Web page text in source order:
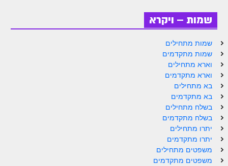
שמות – ויקרא
שמות מתחילים
שמות מתקדמים
וארא מתחילים
וארא מתקדמים
בא מתחילים
בא מתקדמים
בשלח מתחילים
בשלח מתקדמים
יתרו מתחילים
יתרו מתקדמים
משפטים מתחילים
משפטים מתקדמים